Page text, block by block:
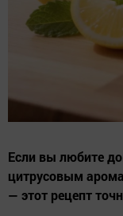
Если вы любите
цитрусовым
— этот рецепт